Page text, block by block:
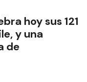
hoy sus 121
y una
de